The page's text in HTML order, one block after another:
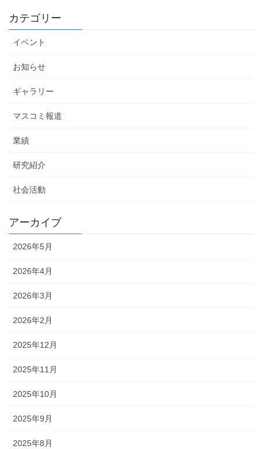
カテゴリー
イベント
お知らせ
ギャラリー
マスコミ報道
業績
研究紹介
社会活動
アーカイブ
2026年5月
2026年4月
2026年3月
2026年2月
2025年12月
2025年11月
2025年10月
2025年9月
2025年8月